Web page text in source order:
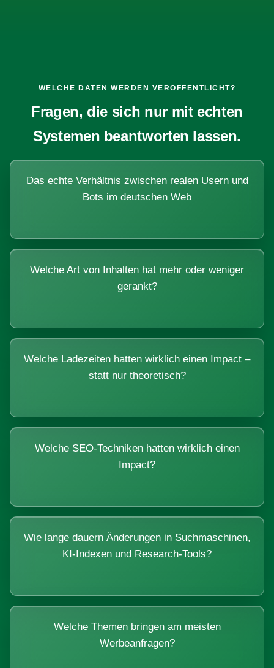
WELCHE DATEN WERDEN VERÖFFENTLICHT?
Fragen, die sich nur mit echten
Systemen beantworten lassen.
Das echte Verhältnis zwischen realen Usern und
Bots im deutschen Web
Welche Art von Inhalten hat mehr oder weniger
gerankt?
Welche Ladezeiten hatten wirklich einen Impact –
statt nur theoretisch?
Welche SEO-Techniken hatten wirklich einen
Impact?
Wie lange dauern Änderungen in Suchmaschinen,
KI-Indexen und Research-Tools?
Welche Themen bringen am meisten
Werbeanfragen?